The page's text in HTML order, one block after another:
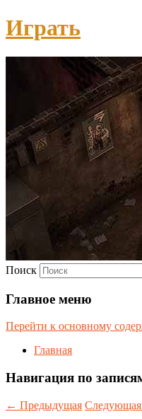
Играть
Поиск
Главное меню
Перейти к основному
Главная
Навигация по
← Предыдущая Следующая